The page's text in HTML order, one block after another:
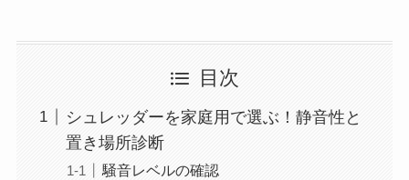
目次
シュレッダーを家庭用で選ぶ！静音性と
置き場所診断
騒音レベルの確認